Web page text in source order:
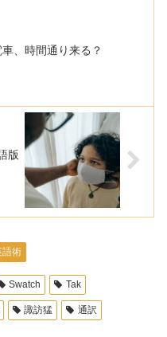
、時間通り来る？
版
語術
Swatch Tak
諏訪猛 通訳